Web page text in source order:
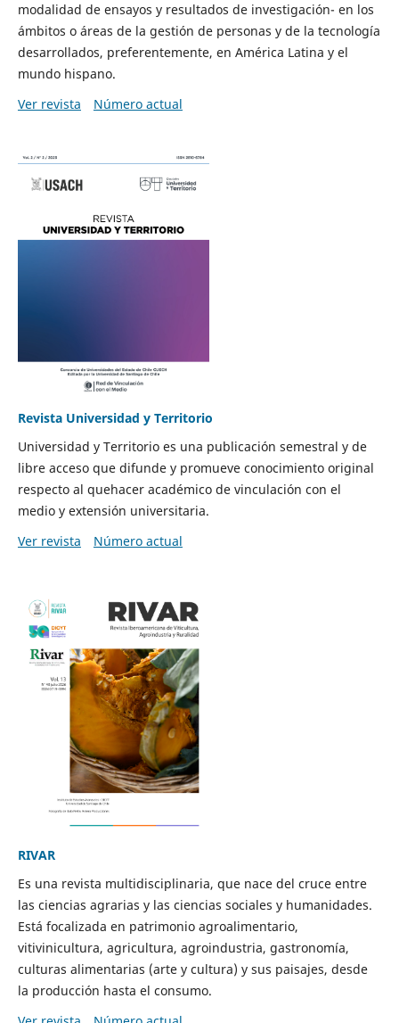
modalidad de ensayos y resultados de investigación- en los
ámbitos o áreas de la gestión de personas y de la tecnología
desarrollados, preferentemente, en América Latina y el
mundo hispano.
Ver revista
Número actual
Revista Universidad y Territorio
Universidad y Territorio es una publicación semestral y de
libre acceso que difunde y promueve conocimiento original
respecto al quehacer académico de vinculación con el
medio y extensión universitaria.
Ver revista
Número actual
RIVAR
Es una revista multidisciplinaria, que nace del cruce entre
las ciencias agrarias y las ciencias sociales y humanidades.
Está focalizada en patrimonio agroalimentario,
vitivinicultura, agricultura, agroindustria, gastronomía,
culturas alimentarias (arte y cultura) y sus paisajes, desde
la producción hasta el consumo.